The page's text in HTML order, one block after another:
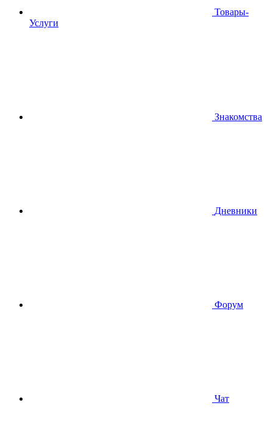
Товары-
Услуги
Знакомства
Дневники
Форум
Чат